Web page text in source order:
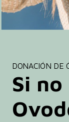
DONACIÓN DE
Si